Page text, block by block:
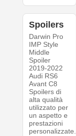
Spoilers
Darwin Pro
IMP Style
Middle
Spoiler
2019-2022
Audi RS6
Avant C8
Spoilers di
alta qualità
utilizzato per
un aspetto e
prestazioni
personalizzate.